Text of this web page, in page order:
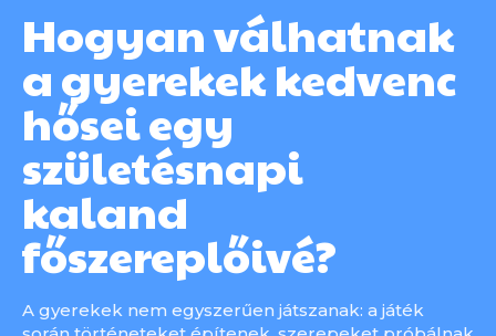
Hogyan válhatnak
a gyerekek kedvenc
hősei egy
születésnapi
kaland
főszereplőivé?
A gyerekek nem egyszerűen játszanak: a játék